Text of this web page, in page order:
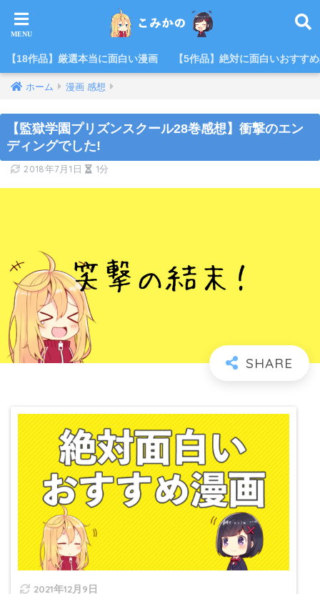
【18作品】厳選本当に面白い漫画 【5作品】絶対に面白いおすす
ホーム 漫画 感想
【監獄学園プリズンスクール28巻感想】衝撃のエン
ディングでした!
2018年7月1日 1分
2021年12月9日